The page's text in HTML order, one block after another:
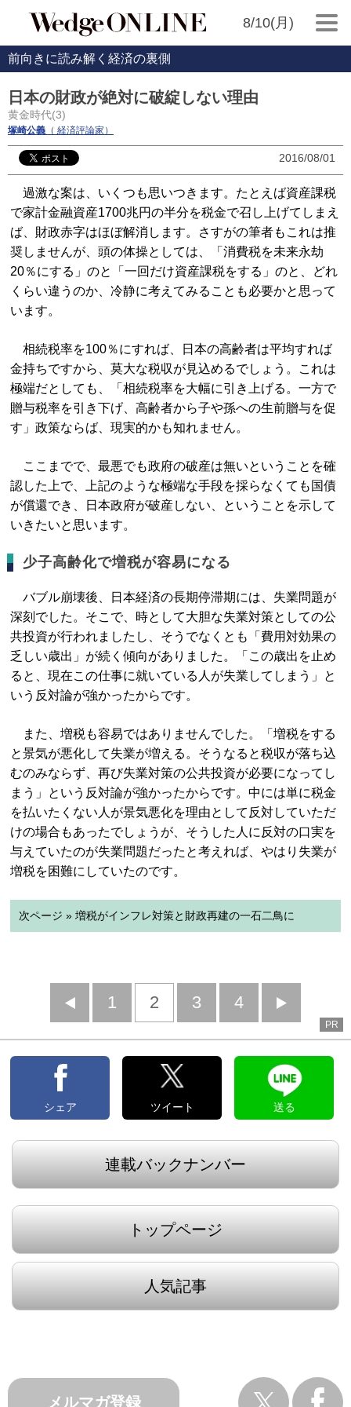
8/10(月)
前向きに読み解く経済の裏側
日本の財政が絶対に破綻しない理由
黄金時代(3)
塚崎公義 （ 経済評論家）
2016/08/01
過激な案は、いくつも思いつきます。たとえば資産課税
で家計金融資産1700兆円の半分を税金で召し上げてしまえ
ば、財政赤字はほぼ解消します。さすがの筆者もこれは推
奨しませんが、頭の体操としては、「消費税を未来永劫
20％にする」のと「一回だけ資産課税をする」のと、どれ
くらい違うのか、冷静に考えてみることも必要かと思って
います。
相続税率を100％にすれば、日本の高齢者は平均すれば
金持ちですから、莫大な税収が見込めるでしょう。これは
極端だとしても、「相続税率を大幅に引き上げる。一方で
贈与税率を引き下げ、高齢者から子や孫への生前贈与を促
す」政策ならば、現実的かも知れません。
ここまでで、最悪でも政府の破産は無いということを確
認した上で、上記のような極端な手段を採らなくても国債
が償還でき、日本政府が破産しない、ということを示して
いきたいと思います。
少子高齢化で増税が容易になる
バブル崩壊後、日本経済の長期停滞期には、失業問題が
深刻でした。そこで、時として大胆な失業対策としての公
共投資が行われましたし、そうでなくとも「費用対効果の
乏しい歳出」が続く傾向がありました。「この歳出を止め
ると、現在この仕事に就いている人が失業してしまう」と
いう反対論が強かったからです。
また、増税も容易ではありませんでした。「増税をする
と景気が悪化して失業が増える。そうなると税収が落ち込
むのみならず、再び失業対策の公共投資が必要になってし
まう」という反対論が強かったからです。中には単に税金
を払いたくない人が景気悪化を理由として反対していただ
けの場合もあったでしょうが、そうした人に反対の口実を
与えていたのが失業問題だったと考えれば、やはり失業が
増税を困難にしていたのです。
次ページ » 増税がインフレ対策と財政再建の一石二鳥に
前
へ
1 2 3 4
へ
PR
シェア ツイート 送る
連載バックナンバー
トップページ
人気記事
メルマガ登録